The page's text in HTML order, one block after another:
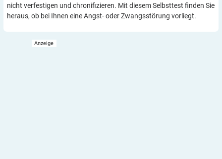
nicht verfestigen und chronifizieren. Mit diesem Selbsttest finden Sie
heraus, ob bei Ihnen eine Angst- oder Zwangsstörung vorliegt.